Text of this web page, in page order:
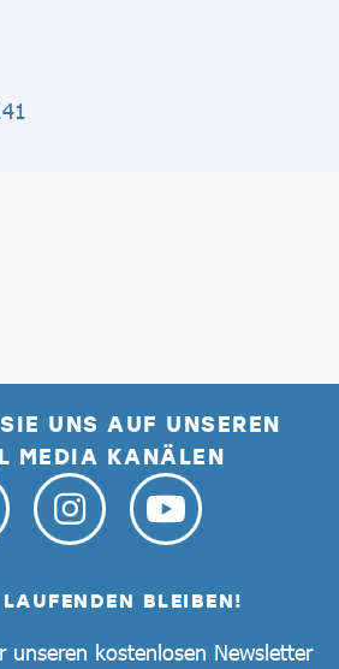
UNS AUF UNSEREN
MEDIA KANÄLEN
BLEIBEN!
unseren kostenlosen Newsletter